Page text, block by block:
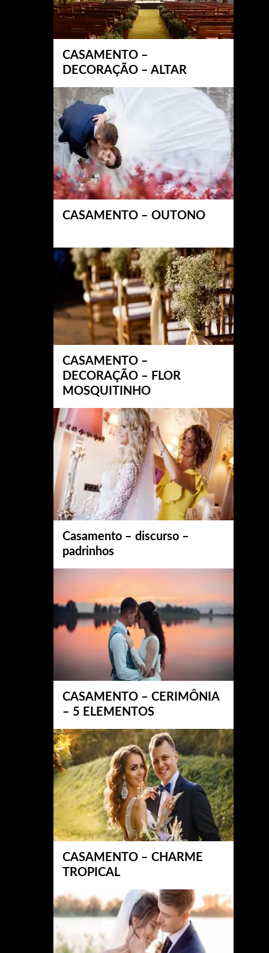
CASAMENTO –
DECORAÇÃO – ALTAR
CASAMENTO – OUTONO
CASAMENTO –
DECORAÇÃO – FLOR
MOSQUITINHO
Casamento – discurso –
padrinhos
CASAMENTO – CERIMÔNIA
– 5 ELEMENTOS
CASAMENTO – CHARME
TROPICAL